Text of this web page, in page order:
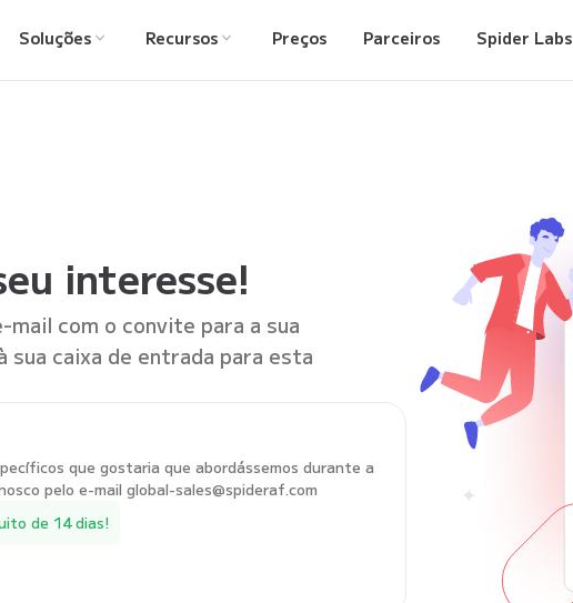
Soluções Recursos Preços Parceiros Spider Labs
interesse!
com o convite para a sua
caixa de entrada para esta
que gostaria que abordássemos durante a
pelo e-mail global-sales@spideraf.com
de 14 dias!